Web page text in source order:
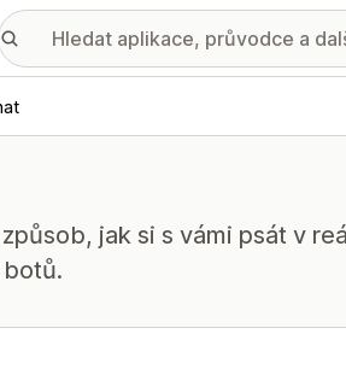
jak si s vámi psát v